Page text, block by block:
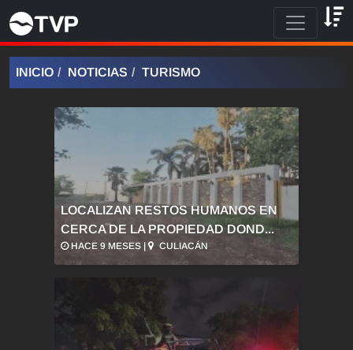
INICIO NOTICIAS TURISMO
LOCALIZAN RESTOS HUMANOS EN
CERCA DE LA PROPIEDAD DOND...
HACE 9 MESES | CULIACÁN